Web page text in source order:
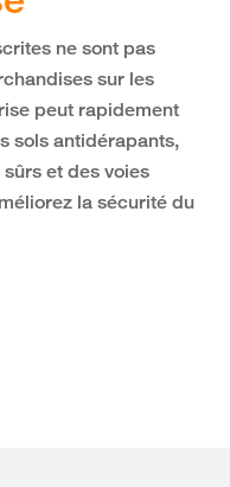
ne sont pas
sur les
peut rapidement
sols antidérapants,
et des voies
la sécurité du